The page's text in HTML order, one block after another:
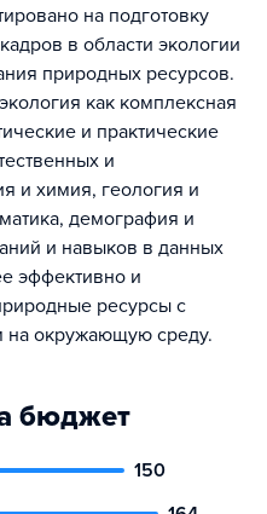
на подготовку
в области экологии
природных ресурсов.
как комплексная
и практические
и
и химия, геология и
демография и
и навыков в данных
эффективно и
ресурсы с
на окружающую среду.
бюджет
150